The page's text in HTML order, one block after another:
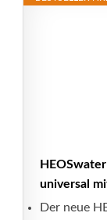
universal
Der neue